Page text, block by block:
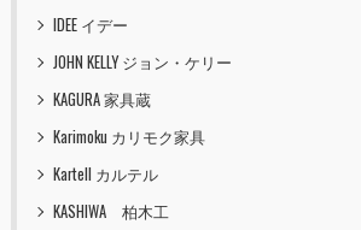
IDEE イデー
JOHN KELLY ジョン・ケリー
KAGURA 家具蔵
Karimoku カリモク家具
Kartell カルテル
KASHIWA 柏木工